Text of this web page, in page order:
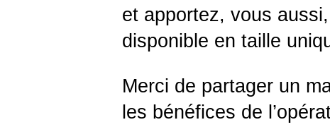
et apportez, vous
disponible en taille
Merci de partager un
les bénéfices de